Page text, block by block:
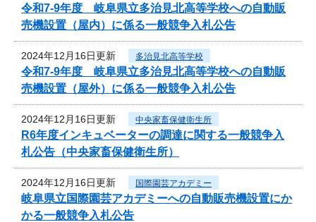
令和7‐9年度 岐阜県立多治見北高等学校への自動販
売機設置（屋内）に係る一般競争入札公告
2024年12月16日更新 多治見北高等学校
令和7‐9年度 岐阜県立多治見北高等学校への自動販
売機設置（屋外）に係る一般競争入札公告
2024年12月16日更新 中央家畜保健衛生所
R6年度インキュベーターの調達に関する一般競争入
札公告（中央家畜保健衛生所）
2024年12月16日更新 国際園芸アカデミー
岐阜県立国際園芸アカデミーへの自動販売機設置にか
かる一般競争入札公告